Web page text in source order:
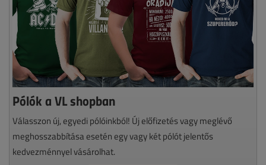
Pólók a VL shopban
Válasszon új, egyedi pólóinkból! Új előfizetés vagy meglévő
meghosszabbítása esetén egy vagy két pólót jelentős
kedvezménnyel vásárolhat.